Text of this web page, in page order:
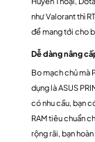
như Valorant thì
để mang tới cho
Dễ dàng nâng
Bo mạch chủ mà
dụng là ASUS
có nhu cầu, bạn
RAM tiêu chuẩn
rộng rãi, bạn